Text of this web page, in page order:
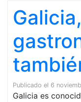
Publicado el 6
Galicia es